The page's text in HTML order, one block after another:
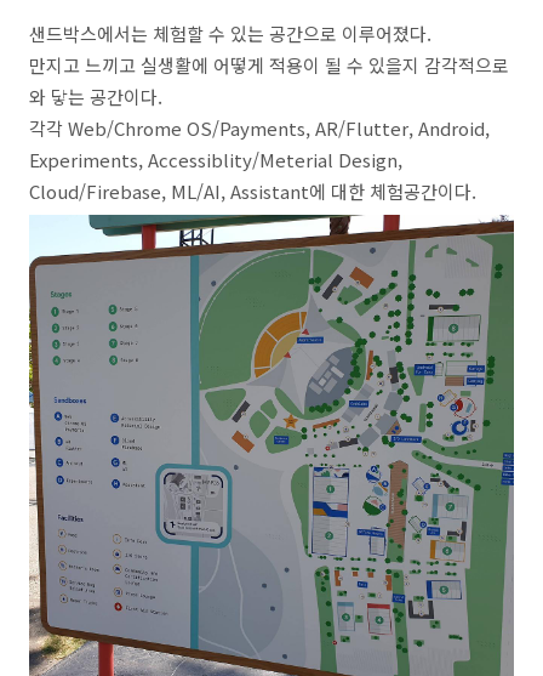
샌드박스에서는 체험할 수 있는 공간으로 이루어졌다.
만지고 느끼고 실생활에 어떻게 적용이 될 수 있을지 감각적으로
와 닿는 공간이다.
각각 Web/Chrome OS/Payments, AR/Flutter, Android,
Experiments, Accessiblity/Meterial Design,
Cloud/Firebase, ML/AI, Assistant에 대한 체험공간이다.